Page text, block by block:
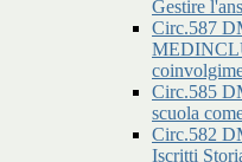
Gestire
Circ.587
Circ.585
scuola
Circ.582
Iscritti